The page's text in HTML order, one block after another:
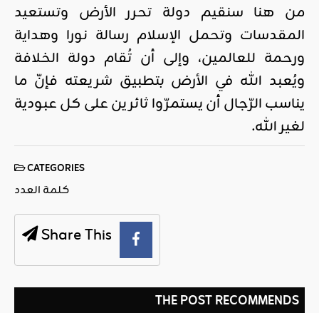
من هنا سنقيم دولة تحرر الأرض وتستعيد
المقدسات وتحمل الإسلام رسالة نورا وهداية
ورحمة للعالمين، وإلى أن تُقام دولة الخلافة
ويُعبد الله في الأرض بتطبيق شريعته فإنّ ما
يناسب الرّجال أن يستمرّوا ثائرين على كل عبودية
لغير الله.
CATEGORIES
كلمة العدد
Share This
THE POST RECOMMENDS